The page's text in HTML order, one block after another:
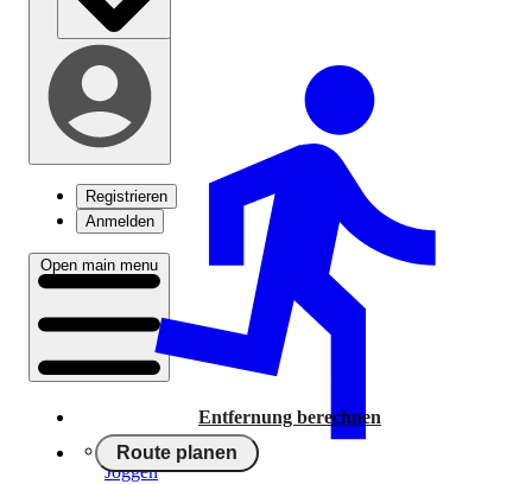
Registrieren
Anmelden
Open main menu
Entfernung berechnen
Route planen
Joggen